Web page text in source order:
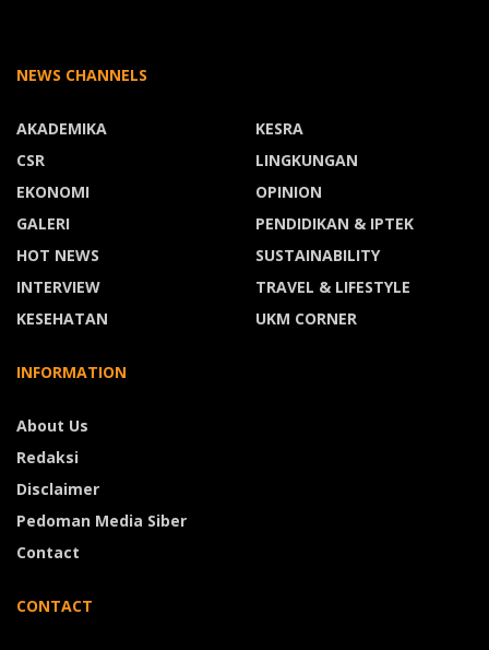
NEWS CHANNELS
AKADEMIKA
CSR
EKONOMI
GALERI
HOT NEWS
INTERVIEW
KESEHATAN
KESRA
LINGKUNGAN
OPINION
PENDIDIKAN & IPTEK
SUSTAINABILITY
TRAVEL & LIFESTYLE
UKM CORNER
INFORMATION
About Us
Redaksi
Disclaimer
Pedoman Media Siber
Contact
CONTACT